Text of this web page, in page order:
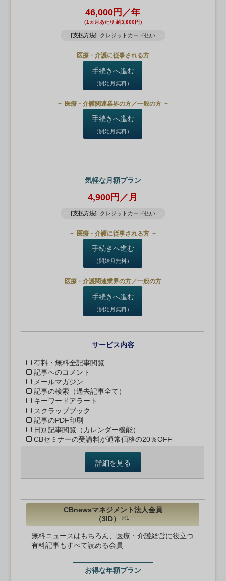
46,000円／年
（1ヵ月あたり 約3,800円）
[支払方法] クレジットカード払い
医療・介護に従事される方
手続きへ進む
（開始月無料）
医療・介護関連業界の方／一般の方
手続きへ進む
（開始月無料）
気軽な月額プラン
4,900円／月
[支払方法] クレジットカード払い
医療・介護に従事される方
手続きへ進む
（開始月無料）
医療・介護関連業界の方／一般の方
手続きへ進む
（開始月無料）
サービス内容
有料・無料全記事閲覧
記事へのコメント
メールマガジン
記事の検索（過去記事全て）
キーワードアラート
スクラップブック
記事のPDF印刷
日別記事閲覧（カレンダー機能）
CBセミナーの受講料が通常価格の20％OFF
詳細を見る
CBnewsマネジメント法人会員
（3ID）
※1
無料ニュースはもちろん、医療・介護経営に役立つ
有料記事もすべて読める会員
お得な年額プラン